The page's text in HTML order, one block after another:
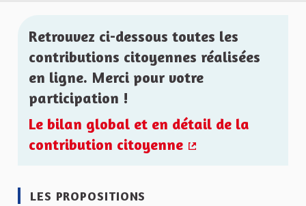
Retrouvez ci-dessous toutes les
contributions citoyennes réalisées
en ligne. Merci pour votre
participation !
Le bilan global et en détail de la
contribution citoyenne
LES PROPOSITIONS